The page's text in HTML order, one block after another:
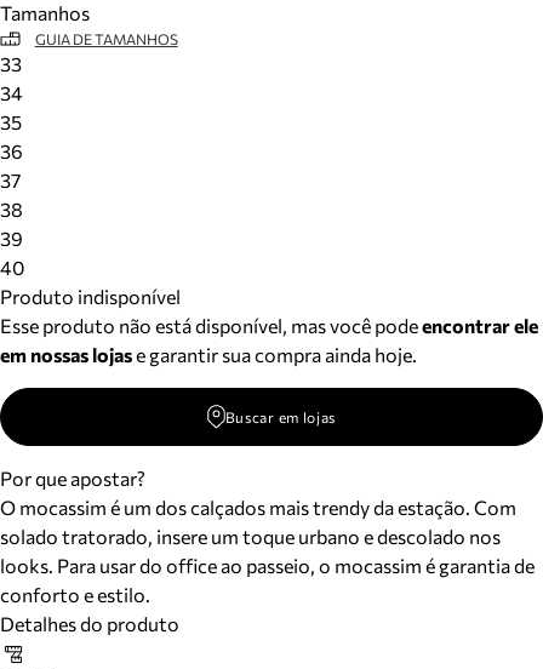
Meus pedidos
Acompanhe seus pedidos e solicite devoluções.
Tamanhos
GUIA DE TAMANHOS
33
34
35
36
37
38
39
40
Produto indisponível
Esse produto não está disponível, mas você podeencontrar ele
em nossas lojase garantir sua compra ainda hoje.
Buscar em lojas
Por que apostar?
O mocassim é um dos calçados mais trendy da estação. Com
solado tratorado, insere um toque urbano e descolado nos
looks. Para usar do office ao passeio, o mocassim é garantia de
conforto e estilo.
Detalhes do produto